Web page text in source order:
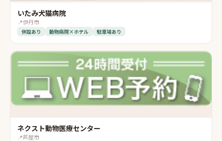
いたみ犬猫病院
📍伊丹市
併設あり 動物病院×ホテル 駐車場あり
ネクスト動物医療センター
📍芦屋市